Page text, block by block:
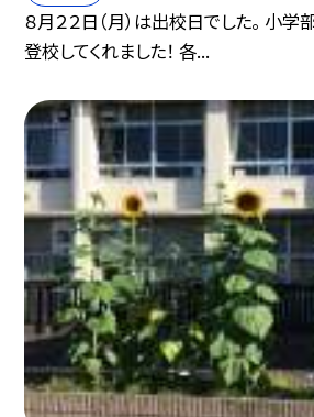
８月２２日（月）は出校日でした。 小
登校してくれました！ 各...